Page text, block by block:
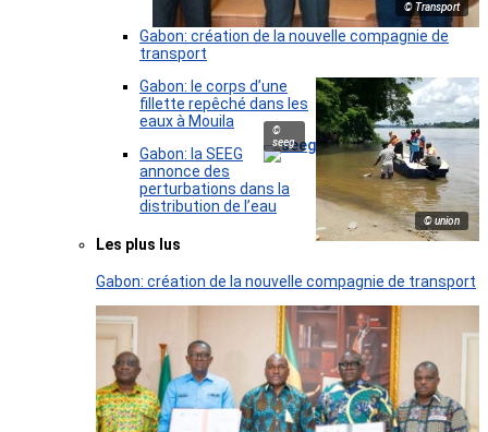
© Transport
Gabon: création de la nouvelle compagnie de
transport
© union
Gabon: le corps d’une
fillette repêché dans les
eaux à Mouila
©
seeg
Gabon: la SEEG
annonce des
perturbations dans la
distribution de l’eau
Les plus lus
Gabon: création de la nouvelle compagnie de transport